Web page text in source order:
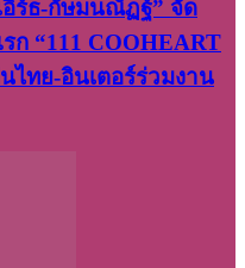
ร์ธ-กัษมนณัฏฐ์” จัด
ก “111 COOHEART
ไทย-อินเตอร์ร่วมงาน